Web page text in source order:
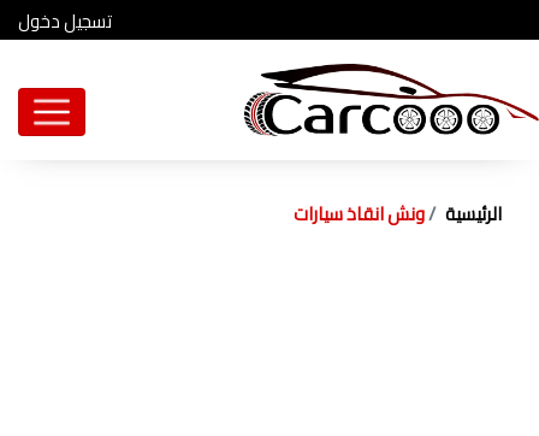
تسجيل دخول
الرئيسية ونش انقاذ سيارات